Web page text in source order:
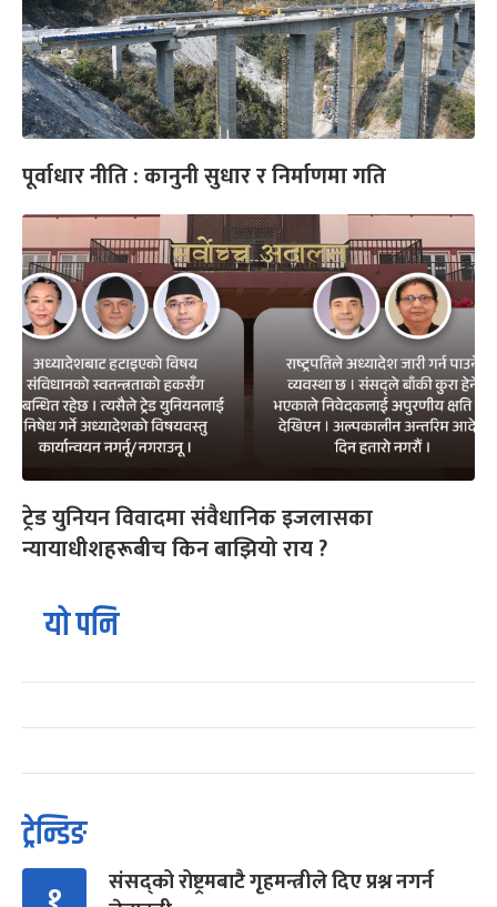
पूर्वाधार नीति : कानुनी सुधार र निर्माणमा गति
ट्रेड युनियन विवादमा संवैधानिक इजलासका
न्यायाधीशहरूबीच किन बाझियो राय ?
यो पनि
ट्रेन्डिङ
संसद्को रोष्ट्रमबाटै गृहमन्त्रीले दिए प्रश्न नगर्न